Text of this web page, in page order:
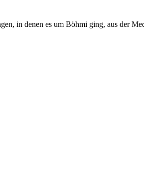
in denen es um Böhmi ging, aus der